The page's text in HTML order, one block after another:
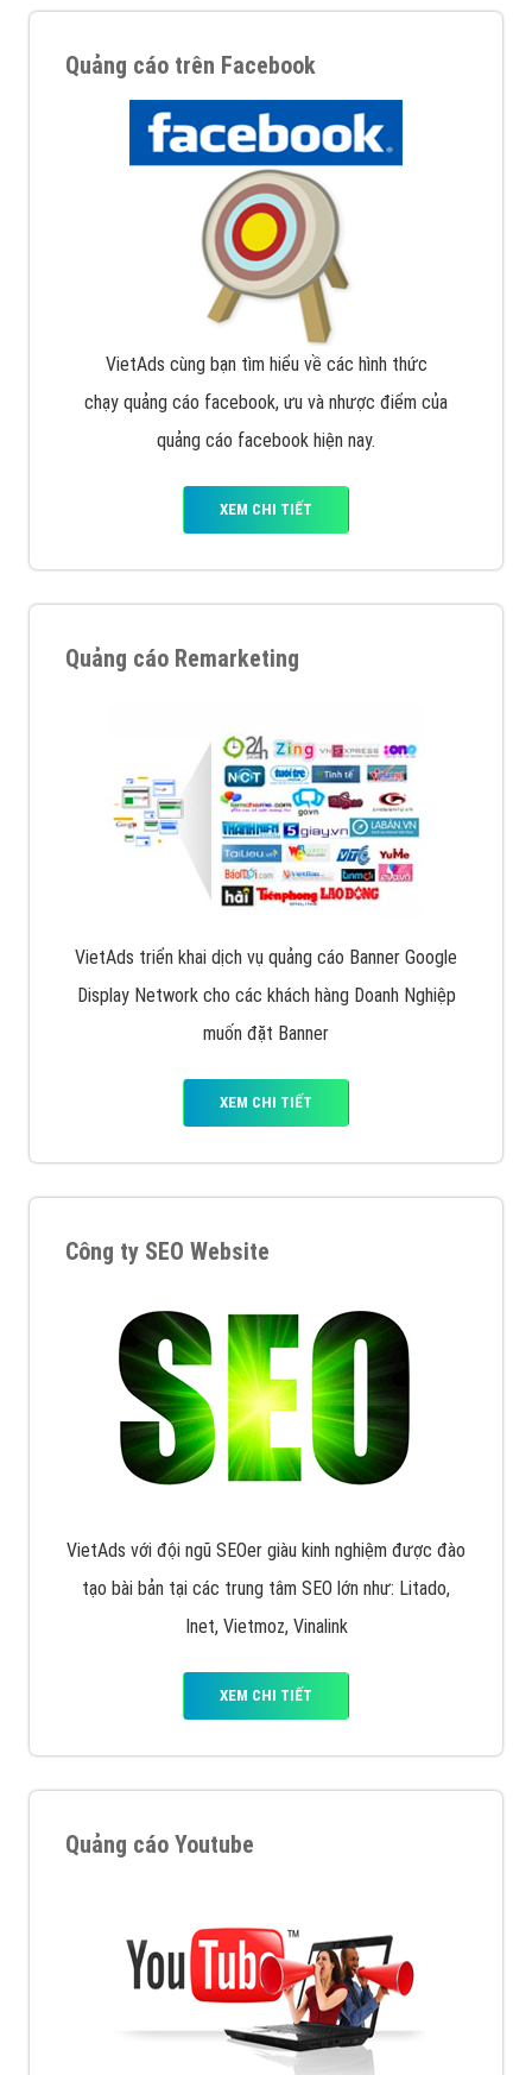
Quảng cáo trên Facebook
VietAds cùng bạn tìm hiểu về các hình thức
chạy quảng cáo facebook, ưu và nhược điểm của
quảng cáo facebook hiện nay.
XEM CHI TIẾT
Quảng cáo Remarketing
VietAds triển khai dịch vụ quảng cáo Banner Google
Display Network cho các khách hàng Doanh Nghiệp
muốn đặt Banner
XEM CHI TIẾT
Công ty SEO Website
VietAds với đội ngũ SEOer giàu kinh nghiệm được đào
tạo bài bản tại các trung tâm SEO lớn như: Litado,
Inet, Vietmoz, Vinalink
XEM CHI TIẾT
Quảng cáo Youtube